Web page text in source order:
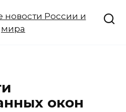
окон